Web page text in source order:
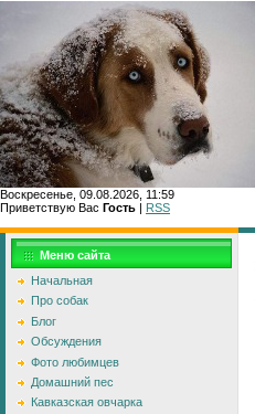
Воскресенье, 09.08.2026, 11:59
Приветствую Вас Гость | RSS
Меню сайта
Начальная
Про собак
Блог
Обсуждения
Фото любимцев
Домашний пес
Кавказская овчарка